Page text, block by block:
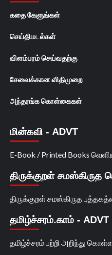
கதை கேளுங்கள்
செய்திமடல்கள்
விளம்பரம் செய்வதற்கு
சேவைக்கான விதிமுறை
அந்தரங்க கொள்கைகள்
மின்கவி - ADVT
E-Book / Printed Books
திருக்குறள் சமஸ்கிருத
திருக்குறள் சமஸ்கிருத
தமிழ்ச்சரம்.காம் - ADVT
தமிழ்ச்சரம் பற்றி அறிந்து